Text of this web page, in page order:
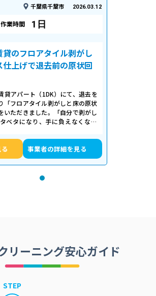
千葉県千葉市 2026.03.12
作業時間 1日
のフロアタイル剥がし
仕上げで退去前の原状回
貸アパート（1DK）にて、退去を
「フロアタイル剥がしと床の原状
いただきました。「自分で剥がし
ベタになり、手に負えなくなっ
事業者の詳細を見る
リーニング安心ガイド
STEP